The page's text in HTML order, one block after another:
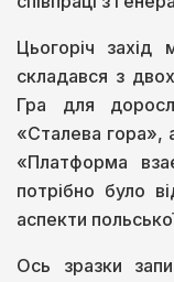
Цьогоріч захід
складався з
Гра для
«Сталева гора»,
«Платформа
потрібно було
аспекти
Ось зразки